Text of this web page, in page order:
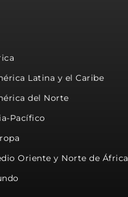
Latina y el Caribe
del Norte
Pacífico
Oriente y Norte de África